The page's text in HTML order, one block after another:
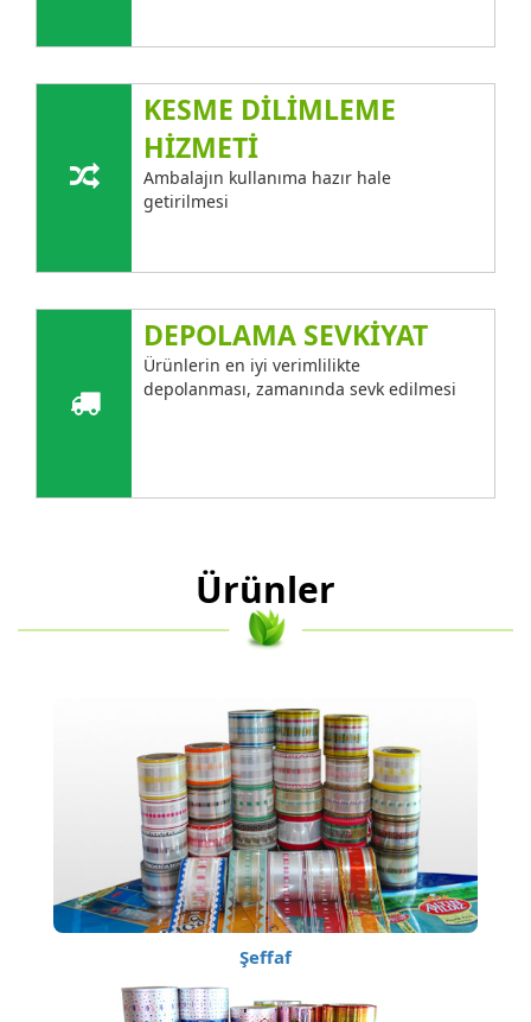
KESME DİLİMLEME
HİZMETİ
Ambalajın kullanıma hazır hale
getirilmesi
DEPOLAMA SEVKİYAT
Ürünlerin en iyi verimlilikte
depolanması, zamanında sevk edilmesi
Ürünler
Şeffaf